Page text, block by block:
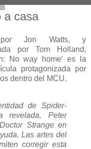
a casa
por Jon Watts, y
por Tom Holland,
No way home' es la
protagonizada por
dentro del MCU.
de Spider-
revelada, Peter
Strange en
Las artes del
corregir esta